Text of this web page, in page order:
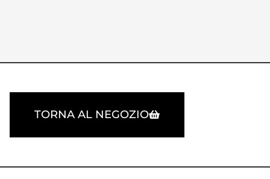
TORNA AL NEGOZIO